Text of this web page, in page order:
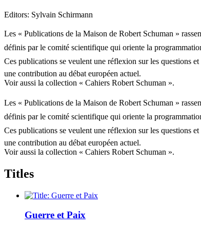
Editors: Sylvain Schirmann
Les « Publications de la Maison de Robert Schuman »
définis par le comité scientifique qui oriente la
Ces publications se veulent une réflexion sur les questions et
une contribution au débat européen actuel.
Voir aussi la collection « Cahiers Robert Schuman ».
Les « Publications de la Maison de Robert Schuman »
définis par le comité scientifique qui oriente la
Ces publications se veulent une réflexion sur les questions et
une contribution au débat européen actuel.
Voir aussi la collection « Cahiers Robert Schuman ».
Titles
Guerre et Paix